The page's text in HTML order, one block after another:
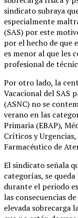
sindicato subraya
especialmente
(SAS) por este
por el hecho de que
es menor al que les
profesional de
Por otro lado, la
Vacacional del SAS
(ASNC) no se
verano en las
Primaria (EBAP),
Críticos y
Farmacéutico de
El sindicato señala
categorías, se
durante el periodo
las consecuencias
elevada sobrecarga